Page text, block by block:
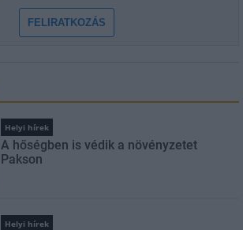
FELIRATKOZÁS
Helyi hírek
A hőségben is védik a növényzetet
Pakson
Helyi hírek